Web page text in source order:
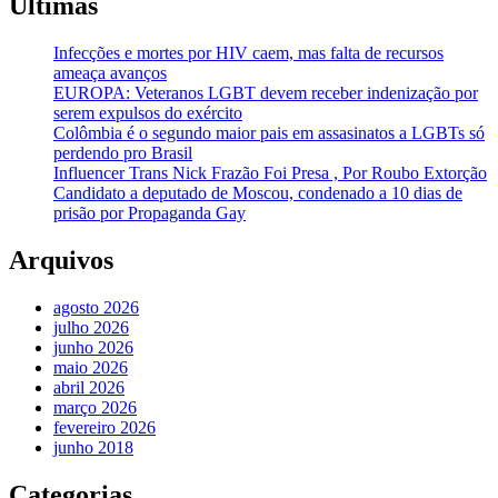
Infecções e mortes por HIV caem, mas falta de recursos
ameaça avanços
EUROPA: Veteranos LGBT devem receber indenização por
serem expulsos do exército
Colômbia é o segundo maior pais em assasinatos a LGBTs só
perdendo pro Brasil
Influencer Trans Nick Frazão Foi Presa , Por Roubo Extorção
Candidato a deputado de Moscou, condenado a 10 dias de
prisão por Propaganda Gay
Arquivos
agosto 2026
julho 2026
junho 2026
maio 2026
abril 2026
março 2026
fevereiro 2026
junho 2018